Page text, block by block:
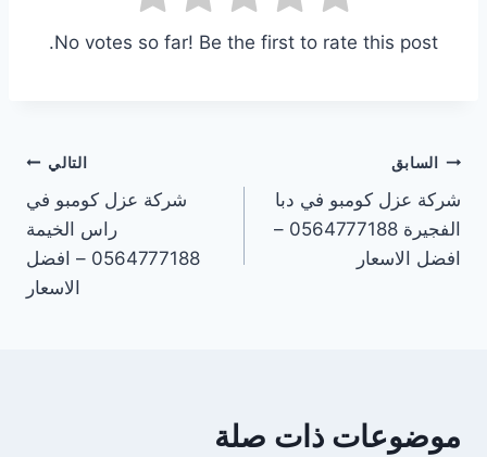
No votes so far! Be the first to rate this post.
تصفّح
المقالات
السابق
شركة عزل كومبو في دبا
الفجيرة 0564777188 –
افضل الاسعار
التالي
شركة عزل كومبو في
راس الخيمة
0564777188 – افضل
الاسعار
موضوعات ذات صلة